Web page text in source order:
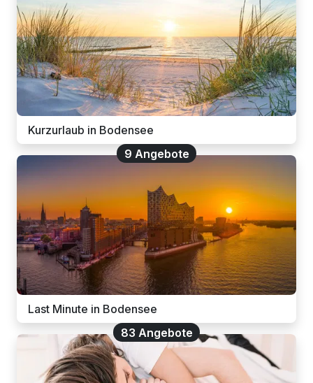
Kurzurlaub in Bodensee
9 Angebote
Last Minute in Bodensee
83 Angebote